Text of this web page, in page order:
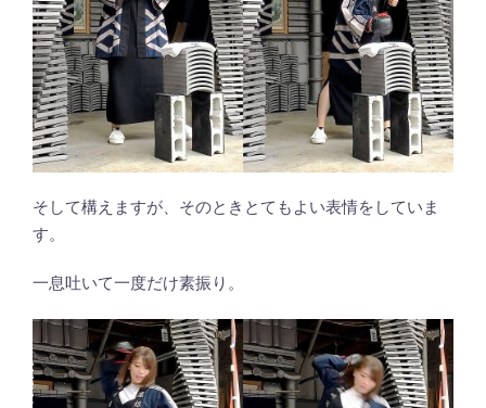
そして構えますが、そのときとてもよい表情をしていま
す。
一息吐いて一度だけ素振り。